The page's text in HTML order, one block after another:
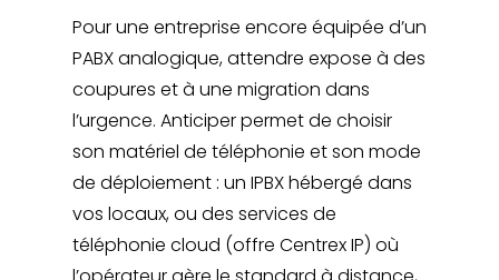
Pour une entreprise encore équipée d’un
PABX analogique, attendre expose à des
coupures et à une migration dans
l’urgence. Anticiper permet de choisir
son matériel de téléphonie et son mode
de déploiement : un IPBX hébergé dans
vos locaux, ou des services de
téléphonie cloud (offre Centrex IP) où